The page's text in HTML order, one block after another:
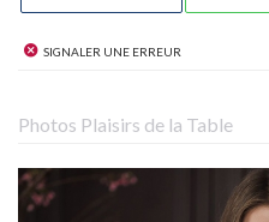
Signaler une erreur
Photos Plaisirs de la Table